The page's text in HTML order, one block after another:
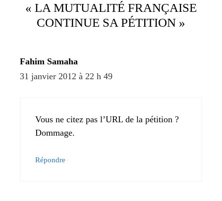
« LA MUTUALITÉ FRANÇAISE
CONTINUE SA PÉTITION »
Fahim Samaha
31 janvier 2012 à 22 h 49
Vous ne citez pas l’URL de la pétition ?
Dommage.
Répondre